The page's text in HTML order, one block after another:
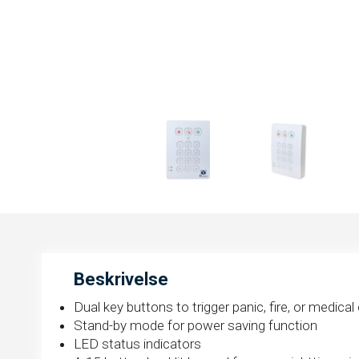
Beskrivelse
Dual key buttons to trigger panic, fire, or
Stand-by mode for power saving function
LED status indicators